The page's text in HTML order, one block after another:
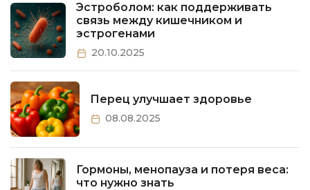
Эстроболом: как поддерживать
связь между кишечником и
эстрогенами
20.10.2025
Перец улучшает здоровье
08.08.2025
Гормоны, менопауза и потеря веса:
что нужно знать